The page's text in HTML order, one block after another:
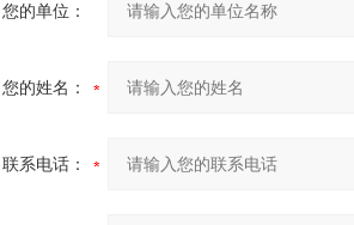
您的单位：
您的姓名：
联系电话：